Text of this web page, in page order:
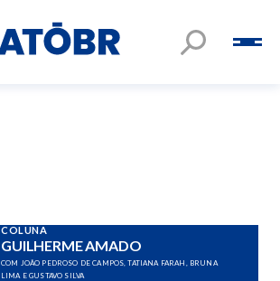
COLUNA
GUILHERME AMADO
COM JOÃO PEDROSO DE CAMPOS, TATIANA FARAH, BRUNA
LIMA E GUSTAVO SILVA